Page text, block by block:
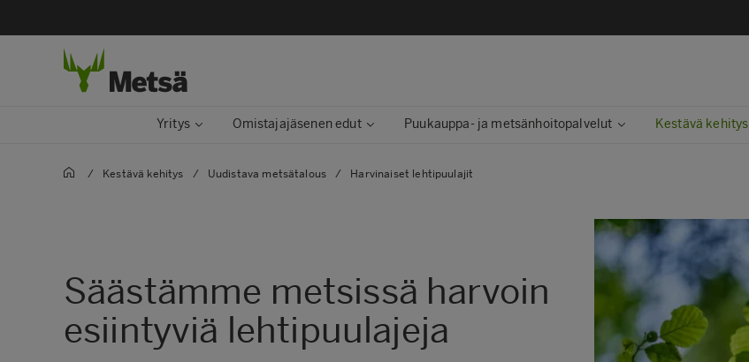
Yritys Omistajajäsenen edut Puukauppa- ja metsänhoitopalvelut Kestävä kehitys​
/ Kestävä kehitys​ / Uudistava metsätalous / Harvinaiset lehtipuulajit
Säästämme metsissä harvoin
esiintyviä lehtipuulajeja